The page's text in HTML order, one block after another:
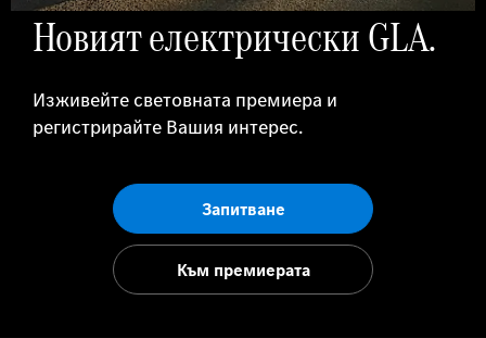
Новият електрически GLA.
Изживейте световната премиера и
регистрирайте Вашия интерес.
Запитване
Към премиерата